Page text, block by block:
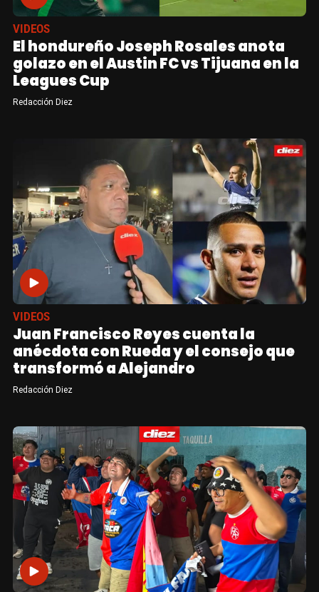
VIDEOS
El hondureño Joseph Rosales anota
golazo en el Austin FC vs Tijuana en la
Leagues Cup
Redacción Diez
VIDEOS
Juan Francisco Reyes cuenta la
anécdota con Rueda y el consejo que
transformó a Alejandro
Redacción Diez